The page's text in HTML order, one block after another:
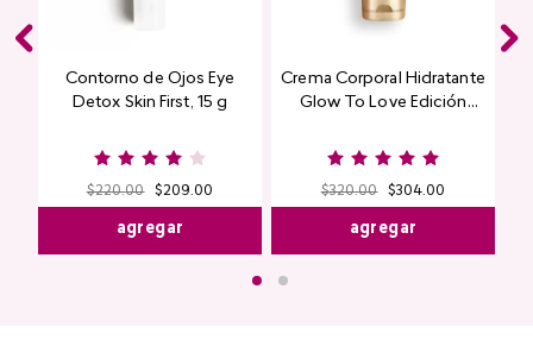
Contorno de Ojos Eye
Detox Skin First, 15 g
$220.00 $209.00
agregar
Crema Corporal Hidratante
Glow To Love Edición
$320.00 $304.00
agregar